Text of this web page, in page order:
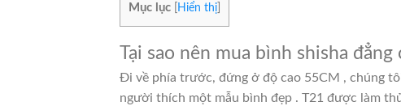
Mục lục Hiển thị
Tại sao nên mua bình shisha đẳng
Đi về phía trước, đứng ở độ cao 55CM , chúng
người thích một mẫu bình đẹp . T21 được làm